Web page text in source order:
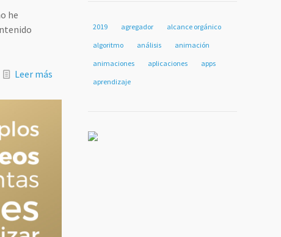
he
Leer más
2019 agregador
alcance orgánico
algoritmo
análisis
animación
animaciones
aplicaciones
apps
aprendizaje